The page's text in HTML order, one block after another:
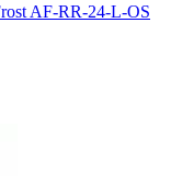
AF-RR-24-L-OS